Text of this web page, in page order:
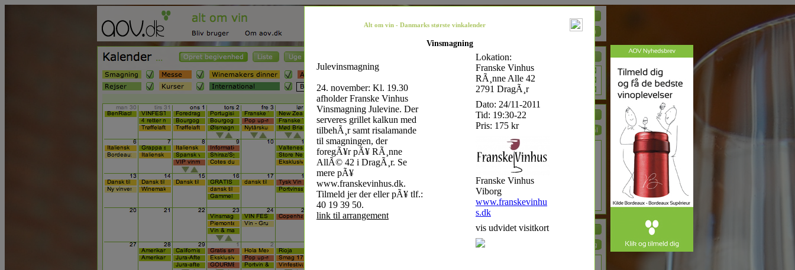
Alt om vin - Danmarks største vinkalender
Vinsmagning
Julevinsmagning
24. november: Kl. 19.30
afholder Franske Vinhus
Vinsmagning Julevine. Der
serveres grillet kalkun med
tilbehÃ¸r samt risalamande
til smagningen, der
foregÃ¥r pÃ¥ RÃ¸nne
AllÃ© 42 i DragÃ¸r. Se
mere pÃ¥
www.franskevinhus.dk.
Tilmeld jer der eller pÃ¥ tlf.:
40 19 39 50.
link til arrangement
Lokation:
Franske Vinhus
RÃ¸nne Alle 42
2791 DragÃ¸r
Dato: 24/11-2011
Tid: 19:30-22
Pris: 175 kr
Franske Vinhus
Viborg
www.franskevinhu
s.dk
vis udvidet visitkort